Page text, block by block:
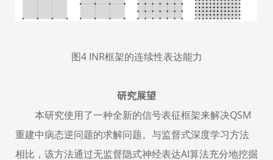
图4 INR框架的连续性表达能力
研究展望
本研究使用了一种全新的信号表征框架来解决QSM
重建中病态逆问题的求解问题。与监督式深度学习方法
相比，该方法通过无监督隐式神经表达AI算法充分地挖掘